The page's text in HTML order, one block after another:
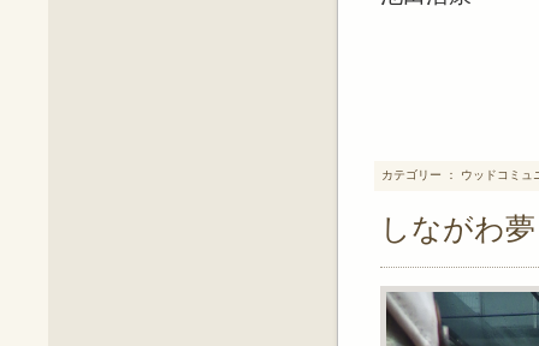
カテゴリー ： ウッドコミュ
しながわ